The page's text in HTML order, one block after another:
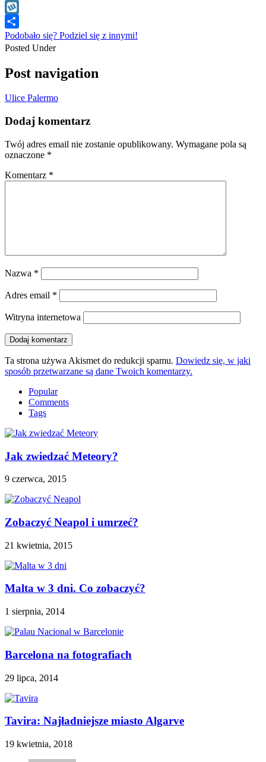
WhatsApp
Wykop
Podobało się? Podziel się z innymi!
Posted Under
Post navigation
Ulice Palermo
Dodaj komentarz
Twój adres email nie zostanie opublikowany. Wymagane pola są
oznaczone *
Komentarz *
Nazwa *
Adres email *
Witryna internetowa
Ta strona używa Akismet do redukcji spamu. Dowiedz się, w jaki
sposób przetwarzane są dane Twoich komentarzy.
Popular
Comments
Tags
Jak zwiedzać Meteory?
9 czerwca, 2015
Zobaczyć Neapol i umrzeć?
21 kwietnia, 2015
Malta w 3 dni. Co zobaczyć?
1 sierpnia, 2014
Barcelona na fotografiach
29 lipca, 2014
Tavira: Najładniejsze miasto Algarve
19 kwietnia, 2018